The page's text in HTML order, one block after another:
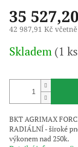
35
42 987,91 Kč včetně
cena:
Skladem (1
BKT AGRIMAX
RADIÁLNÍ - široké
výkonem nad 250k.